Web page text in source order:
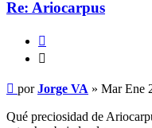
Re: Ariocarpus
Mensaje
porJorge VA » Mar Ene
Qué preciosidad de